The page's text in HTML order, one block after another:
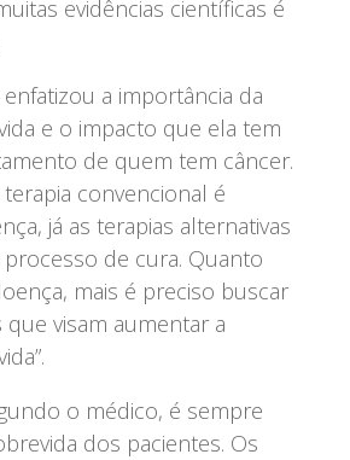
evidências científicas é
a importância da
e o impacto que ela tem
de quem tem câncer.
terapia convencional é
já as terapias alternativas
de cura. Quanto
mais é preciso buscar
que visam aumentar a
o médico, é sempre
dos pacientes. Os